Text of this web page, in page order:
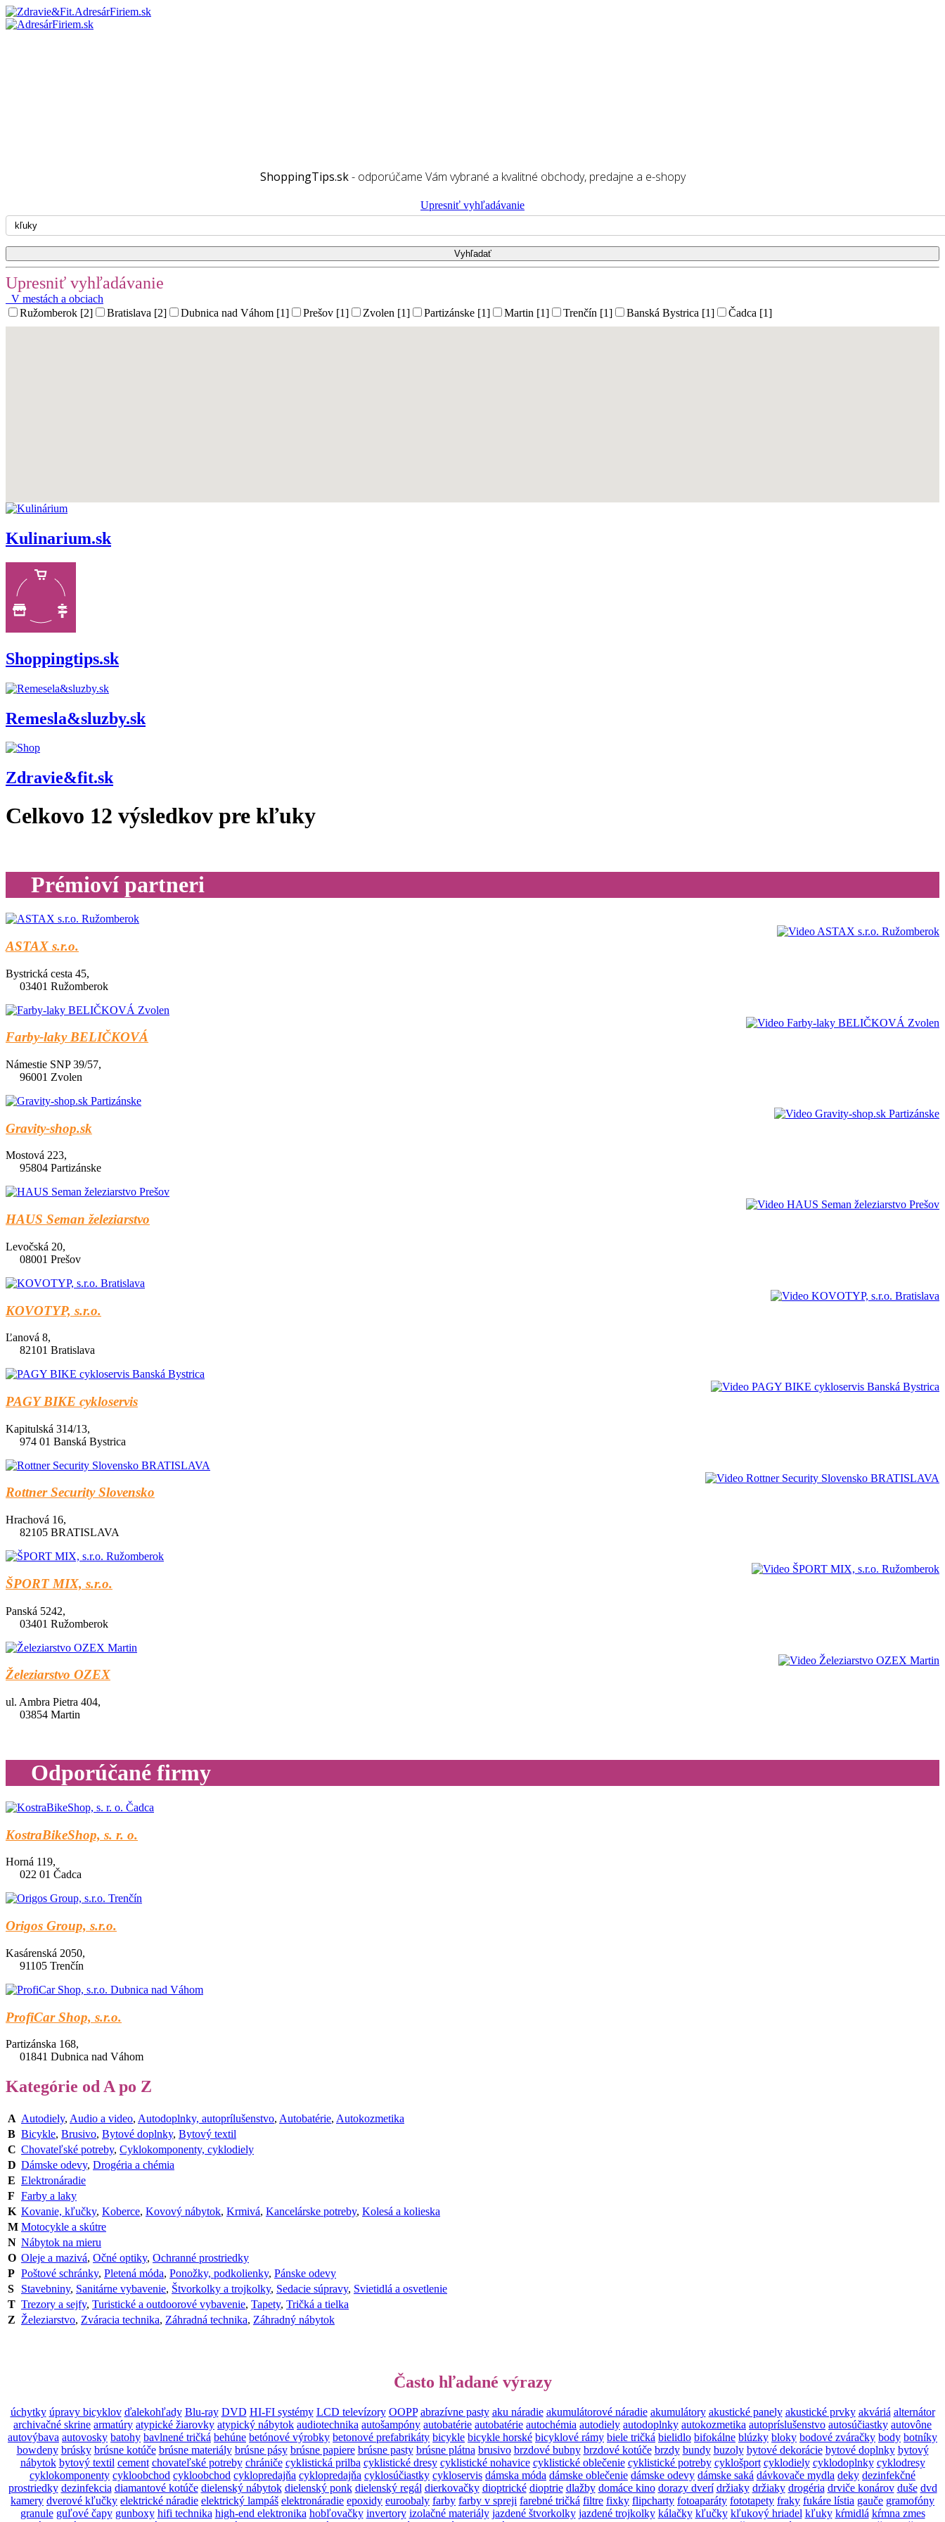
ShoppingTips.sk- odporúčame Vám vybrané a kvalitné obchody, predajne a e-shopy
Upresniť vyhľadávanie
Upresniť vyhľadávanie
V mestách a obciach
Ružomberok [2]
Bratislava [2] Dubnica nad Váhom [1] Prešov [1] Zvolen [1] Partizánske [1] Martin [1] Trenčín [1] Banská Bystrica [1] Čadca [1]
Kulinarium.sk
Shoppingtips.sk
Remesla&sluzby.sk
Zdravie&fit.sk
Celkovo 12 výsledkov pre kľuky
Prémioví partneri
ASTAX s.r.o.
Bystrická cesta 45,
03401 Ružomberok
Farby-laky BELIČKOVÁ
Námestie SNP 39/57,
96001 Zvolen
Gravity-shop.sk
Mostová 223,
95804 Partizánske
HAUS Seman železiarstvo
Levočská 20,
08001 Prešov
KOVOTYP, s.r.o.
Ľanová 8,
82101 Bratislava
PAGY BIKE cykloservis
Kapitulská 314/13,
974 01 Banská Bystrica
Rottner Security Slovensko
Hrachová 16,
82105 BRATISLAVA
ŠPORT MIX, s.r.o.
Panská 5242,
03401 Ružomberok
Železiarstvo OZEX
ul. Ambra Pietra 404,
03854 Martin
Odporúčané firmy
KostraBikeShop, s. r. o.
Horná 119,
022 01 Čadca
Origos Group, s.r.o.
Kasárenská 2050,
91105 Trenčín
ProfiCar Shop, s.r.o.
Partizánska 168,
01841 Dubnica nad Váhom
Kategórie od A po Z
A Autodiely, Audio a video, Autodoplnky, autoprílušenstvo, Autobatérie, Autokozmetika
B Bicykle, Brusivo, Bytové doplnky, Bytový textil
C Chovateľské potreby, Cyklokomponenty, cyklodiely
D Dámske odevy, Drogéria a chémia
E Elektronáradie
F Farby a laky
K Kovanie, kľučky, Koberce, Kovový nábytok, Krmivá, Kancelárske potreby, Kolesá a kolieska
M Motocykle a skútre
N Nábytok na mieru
O Oleje a mazivá, Očné optiky, Ochranné prostriedky
P Poštové schránky, Pletená móda, Ponožky, podkolienky, Pánske odevy
S
Stavebniny, Sanitárne vybavenie, Štvorkolky a trojkolky, Sedacie súpravy, Svietidlá a osvetlenie
T Trezory a sejfy, Turistické a outdoorové vybavenie, Tapety, Tričká a tielka
Z Železiarstvo, Zváracia technika, Záhradná technika, Záhradný nábytok
Často hľadané výrazy
úchytky úpravy bicyklov ďalekohľady Blu-ray DVD HI-FI systémy LCD televízory OOPP abrazívne pasty aku náradie akumulátorové náradie akumulátory akustické panely akustické prvky akváriá alternátor
archivačné skrine armatúry atypické žiarovky atypický nábytok audiotechnika autošampóny autobatérie autobatérie autochémia autodiely autodoplnky autokozmetika autopríslušenstvo autosúčiastky autovône
autovýbava autovosky batohy bavlnené tričká behúne betónové výrobky betonové prefabrikáty bicykle bicykle horské bicyklové rámy biele tričká bielidlo bifokálne blúzky bloky bodové zváračky body botníky
bowdeny brúsky brúsne kotúče brúsne materiály brúsne pásy brúsne papiere brúsne pasty brúsne plátna brusivo brzdové bubny brzdové kotúče brzdy bundy buzoly bytové dekorácie bytové doplnky bytový
nábytok bytový textil cement chovateľské potreby chrániče cyklistická prilba cyklistické dresy cyklistické nohavice cyklistické oblečenie cyklistické potreby cyklošport cyklodiely cyklodoplnky cyklodresy
cyklokomponenty cykloobchod cykloobchod cyklopredajňa cyklopredajňa cyklosúčiastky cykloservis dámska móda dámske oblečenie dámske odevy dámske saká dávkovače mydla deky dezinfekčné
prostriedky dezinfekcia diamantové kotúče dielenský nábytok dielenský ponk dielenský regál dierkovačky dioptrické dioptrie dlažby domáce kino dorazy dverí držiaky držiaky drogéria drviče konárov duše dvd
kamery dverové kľučky elektrické náradie elektrický lampáš elektronáradie epoxidy euroobaly farby farby v spreji farebné tričká filtre fixky flipcharty fotoaparáty fototapety fraky fukáre lístia gauče gramofóny
granule guľové čapy gunboxy hifi technika high-end elektronika hobľovačky invertory izolačné materiály jazdené štvorkolky jazdené trojkolky kálačky kľučky kľukový hriadel kľuky kŕmidlá kŕmna zmes